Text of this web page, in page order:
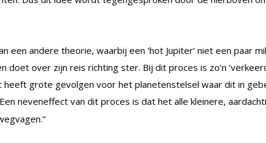
een andere theorie, waarbij een ‘hot Jupiter’ niet een paar
doet over zijn reis richting ster. Bij dit proces is zo’n
heeft grote gevolgen voor het planetenstelsel waar dit in
neveneffect van dit proces is dat het alle kleinere,